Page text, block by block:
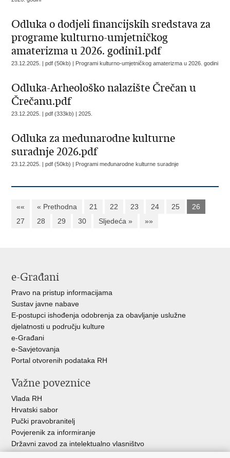
Odluka o dodjeli financijskih sredstava za
programe kulturno-umjetničkog
amaterizma u 2026. godini1.pdf
23.12.2025. | pdf (50kb) | Programi kulturno-umjetničkog amaterizma u 2026. godini
Odluka-Arheološko nalazište Črečan u
Črečanu.pdf
23.12.2025. | pdf (333kb) |2025.
Odluka za medunarodne kulturne
suradnje 2026.pdf
23.12.2025. | pdf (50kb) | Programi međunarodne kulturne suradnje
«« « Prethodna 21 22 23 24 25
26
27
28 29 30 Sljedeća » »»
e-Građani
Pravo na pristup informacijama
Sustav javne nabave
E-postupci ishođenja odobrenja za obavljanje uslužne
djelatnosti u području kulture
e-Građani
e-Savjetovanja
Portal otvorenih podataka RH
Važne poveznice
Vlada RH
Hrvatski sabor
Pučki pravobranitelj
Povjerenik za informiranje
Državni zavod za intelektualno vlasništvo